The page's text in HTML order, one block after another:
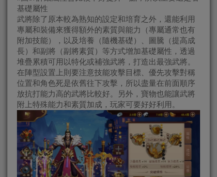
基礎屬性
武將除了原本較為熟知的設定和培育之外，還能利用
專屬和裝備來獲得額外的素質與能力（專屬通常也有
附加技能），以及培養（隨機基礎）、圖騰（提高成
長）和副將（副將素質）等方式增加基礎屬性，透過
堆疊累積可用以特化或補強武將，打造出最強武將。
在陣型設置上則要注意技能攻擊目標、優先攻擊對稱
位置和角色死是依舊往下攻擊，所以盡量在前面順序
放抗打能力高的武將比較好。另外，寶物也能讓武將
附上特殊能力和素質加成，玩家可要好好利用。